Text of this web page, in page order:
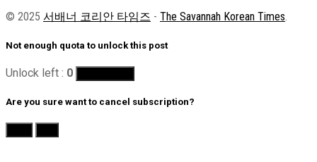
© 2025 서배너 코리안 타임즈 - The Savannah Korean Times
Not enough quota to unlock this post
Unlock left : 0
Are you sure want to cancel subscription?